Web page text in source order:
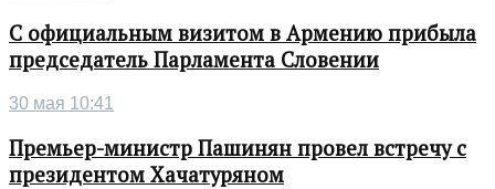
С официальным визитом в Армению прибыла
председатель Парламента Словении
30 мая 10:41
Премьер-министр Пашинян провел встречу с
президентом Хачатуряном